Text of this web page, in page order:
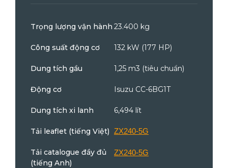
Trọng lượng vận hành 23.400 kg
Công suất động cơ 132 kW (177 HP)
Dung tích gầu 1,25 m3 (tiêu chuẩn)
Động cơ Isuzu CC-6BG1T
Dung tích xi lanh 6,494 lít
Tải leaflet (tiếng Việt) ZX240-5G
Tải catalogue đầy đủ
(tiếng Anh)
ZX240-5G